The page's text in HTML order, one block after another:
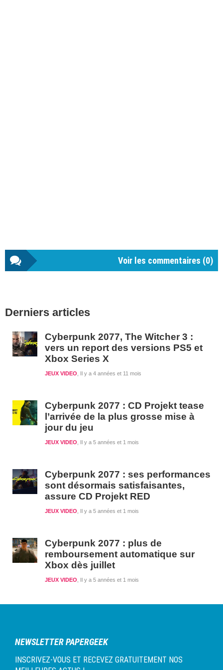
Voir les commentaires (0)
latérale
Derniers articles
Cyberpunk 2077, The Witcher 3 :
vers un report des versions PS5 et
Xbox Series X
Il y a 4 années et 11 mois
JEUX VIDEO
Cyberpunk 2077 : CD Projekt tease
l’arrivée de la plus grosse mise à
jour du jeu
Il y a 5 années et 1 mois
JEUX VIDEO
Cyberpunk 2077 : ses performances
sont désormais satisfaisantes,
assure CD Projekt RED
Il y a 5 années et 1 mois
JEUX VIDEO
Cyberpunk 2077 : plus de
remboursement automatique sur
Xbox dès juillet
Il y a 5 années et 1 mois
JEUX VIDEO
NEWSLETTER PAPERGEEK
INSCRIVEZ-VOUS ET RECEVEZ GRATUITEMENT NOS